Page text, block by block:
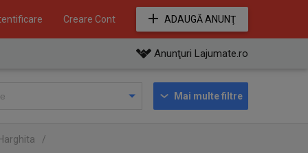
Creare Cont ADAUGĂ ANUNŢ
Anunţuri Lajumate.ro
Mai multe filtre
/